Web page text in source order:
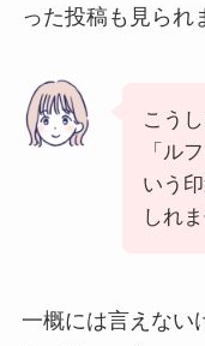
った投稿も見られ
こう
「ル
いう
しれま
一概には言えない